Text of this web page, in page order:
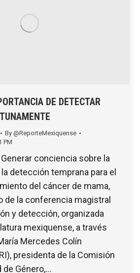
DE DETECTAR
By @ReporteMexiquense
PM
Generar conciencia sobre la
detección temprana para el
del cáncer de mama,
de la conferencia magistral
y detección, organizada
mexiquense, a través
Mercedes Colín
presidenta de la Comisión
de Género,…